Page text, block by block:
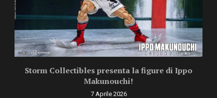
Storm Collectibles presenta la figure di Ippo
Makunouchi!
7 Aprile 2026